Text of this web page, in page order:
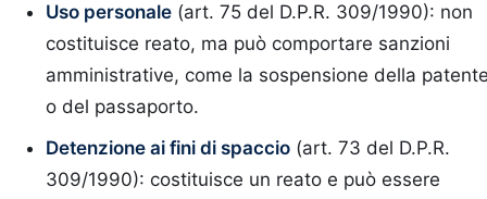
Uso personale (art. 75 del D.P.R. 309/1990): non
costituisce reato, ma può comportare sanzioni
amministrative, come la sospensione della
o del passaporto.
Detenzione ai fini di spaccio (art. 73 del D.P.R.
309/1990): costituisce un reato e può essere